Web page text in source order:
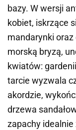
bazy. W wersji
kobiet, iskrzące
mandarynki oraz
morską bryzą,
kwiatów:
tarcie wyzwala
akordzie,
drzewa
zapachy idealnie